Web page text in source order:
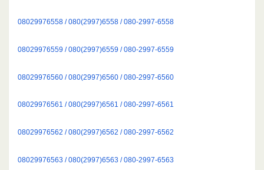
08029976558 / 080(2997)6558 / 080-2997-6558
08029976559 / 080(2997)6559 / 080-2997-6559
08029976560 / 080(2997)6560 / 080-2997-6560
08029976561 / 080(2997)6561 / 080-2997-6561
08029976562 / 080(2997)6562 / 080-2997-6562
08029976563 / 080(2997)6563 / 080-2997-6563